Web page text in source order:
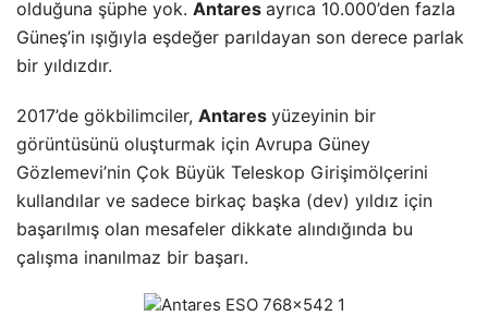
olduğuna şüphe yok. Antares ayrıca 10.000’den fazla
Güneş’in ışığıyla eşdeğer parıldayan son derece parlak
bir yıldızdır.
2017’de gökbilimciler, Antares yüzeyinin bir
görüntüsünü oluşturmak için Avrupa Güney
Gözlemevi’nin Çok Büyük Teleskop Girişimölçerini
kullandılar ve sadece birkaç başka (dev) yıldız için
başarılmış olan mesafeler dikkate alındığında bu
çalışma inanılmaz bir başarı.